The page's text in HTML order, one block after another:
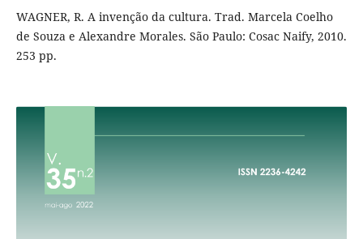
WAGNER, R. A invenção da cultura. Trad. Marcela Coelho
de Souza e Alexandre Morales. São Paulo: Cosac Naify, 2010.
253 pp.